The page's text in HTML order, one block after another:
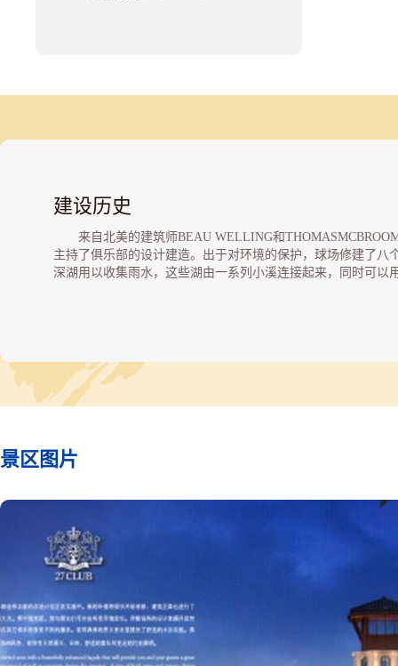
建设历史
来自北美的建筑师BEAU WELLING和
主持了俱乐部的设计建造。出于对环境的保护，球场修建了八
深湖用以收集雨水，这些湖由一系列小溪连接起来，同时可以
景区图片